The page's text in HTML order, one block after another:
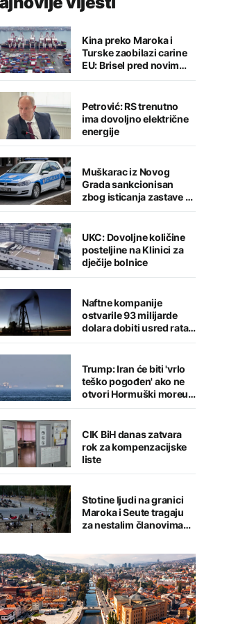
Kina preko Maroka i
Turske zaobilazi carine
EU: Brisel pred novim
trgovinskim izazovom
Petrović: RS trenutno
ima dovoljno električne
energije
Muškarac iz Novog
Grada sankcionisan
zbog isticanja zastave sa
ljiljanima
UKC: Dovoljne količine
posteljine na Klinici za
dječije bolnice
Naftne kompanije
ostvarile 93 milijarde
dolara dobiti usred rata i
klimatske krize
Trump: Iran će biti 'vrlo
teško pogođen' ako ne
otvori Hormuški moreuz
'veoma brzo'
CIK BiH danas zatvara
rok za kompenzacijske
liste
Stotine ljudi na granici
Maroka i Seute tragaju
za nestalim članovima